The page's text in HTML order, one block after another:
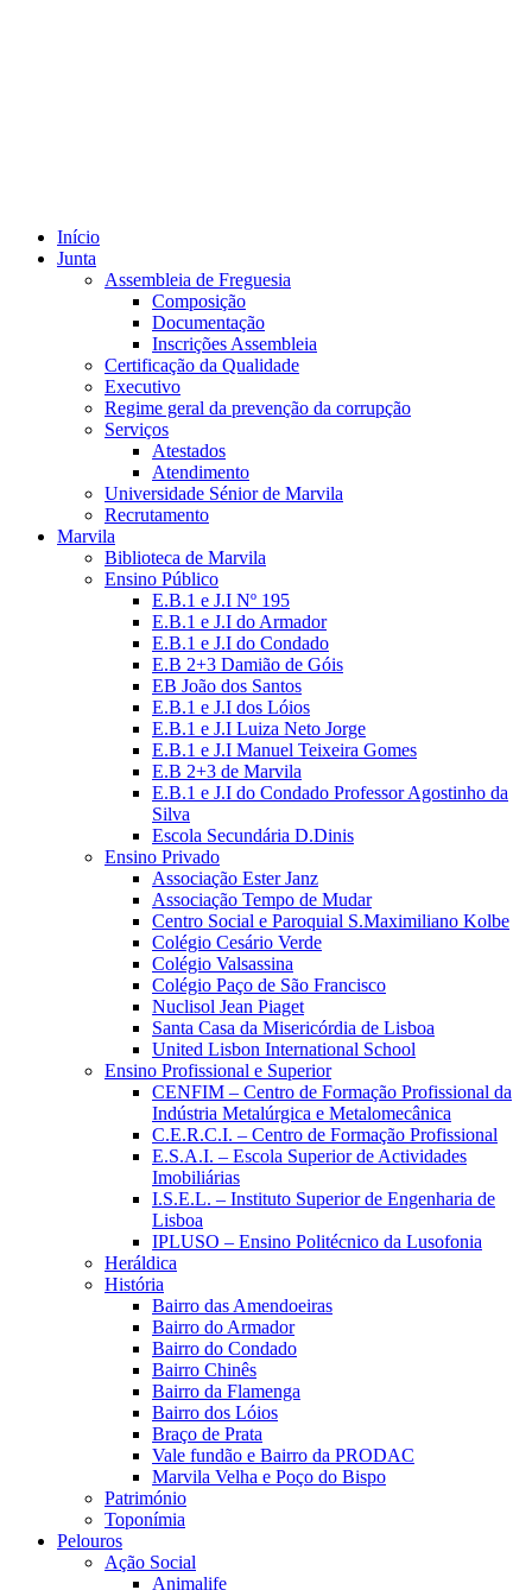
Início
Junta
Assembleia de Freguesia
Composição
Documentação
Inscrições Assembleia
Certificação da Qualidade
Executivo
Regime geral da prevenção da corrupção
Serviços
Atestados
Atendimento
Universidade Sénior de Marvila
Recrutamento
Marvila
Biblioteca de Marvila
Ensino Público
E.B.1 e J.I Nº 195
E.B.1 e J.I do Armador
E.B.1 e J.I do Condado
E.B 2+3 Damião de Góis
EB João dos Santos
E.B.1 e J.I dos Lóios
E.B.1 e J.I Luiza Neto Jorge
E.B.1 e J.I Manuel Teixeira Gomes
E.B 2+3 de Marvila
E.B.1 e J.I do Condado Professor Agostinho da
Silva
Escola Secundária D.Dinis
Ensino Privado
Associação Ester Janz
Associação Tempo de Mudar
Centro Social e Paroquial S.Maximiliano Kolbe
Colégio Cesário Verde
Colégio Valsassina
Colégio Paço de São Francisco
Nuclisol Jean Piaget
Santa Casa da Misericórdia de Lisboa
United Lisbon International School
Ensino Profissional e Superior
CENFIM – Centro de Formação Profissional da
Indústria Metalúrgica e Metalomecânica
C.E.R.C.I. – Centro de Formação Profissional
E.S.A.I. – Escola Superior de Actividades
Imobiliárias
I.S.E.L. – Instituto Superior de Engenharia de
Lisboa
IPLUSO – Ensino Politécnico da Lusofonia
Heráldica
História
Bairro das Amendoeiras
Bairro do Armador
Bairro do Condado
Bairro Chinês
Bairro da Flamenga
Bairro dos Lóios
Braço de Prata
Vale fundão e Bairro da PRODAC
Marvila Velha e Poço do Bispo
Património
Toponímia
Pelouros
Ação Social
Animalife